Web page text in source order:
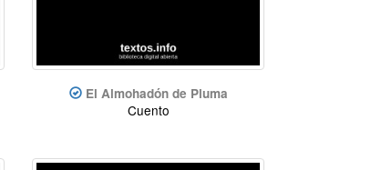
El Almohadón de Pluma
Cuento